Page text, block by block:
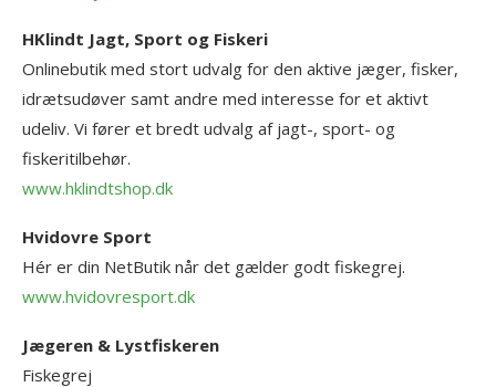
HKlindt Jagt, Sport og Fiskeri
Onlinebutik med stort udvalg for den aktive jæger, fisker,
idrætsudøver samt andre med interesse for et aktivt
udeliv. Vi fører et bredt udvalg af jagt-, sport- og
fiskeritilbehør.
www.hklindtshop.dk
Hvidovre Sport
Hér er din NetButik når det gælder godt fiskegrej.
www.hvidovresport.dk
Jægeren & Lystfiskeren
Fiskegrej